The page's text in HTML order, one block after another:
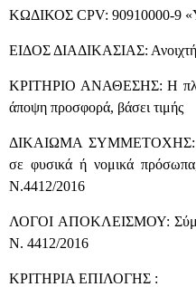
ΚΩΔΙΚΟΣ CPV: 90910000-9
ΕΙΔΟΣ ΔΙΑΔΙΚΑΣΙΑΣ: Ανοιχτή
ΚΡΙΤΗΡΙΟ ΑΝΑΘΕΣΗΣ: Η
άποψη προσφορά, βάσει τιμής
ΔΙΚΑΙΩΜΑ ΣΥΜΜΕΤΟΧΗΣ:
σε φυσικά ή νομικά
Ν.4412/2016
ΛΟΓΟΙ ΑΠΟΚΛΕΙΣΜΟΥ:
Ν. 4412/2016
ΚΡΙΤΗΡΙΑ ΕΠΙΛΟΓΗΣ :